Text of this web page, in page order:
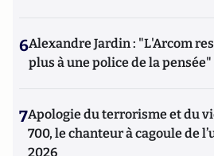
6Alexandre Jardin : "L'Arcom
plus à une police de la pensée"
7Apologie du terrorisme et du
700, le chanteur à cagoule de
2026